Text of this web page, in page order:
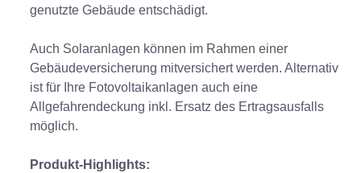
genutzte Gebäude entschädigt.
Auch Solaranlagen können im Rahmen einer
Gebäudeversicherung mitversichert werden. Alternativ
ist für Ihre Fotovoltaikanlagen auch eine
Allgefahrendeckung inkl. Ersatz des Ertragsausfalls
möglich.
Produkt-Highlights: